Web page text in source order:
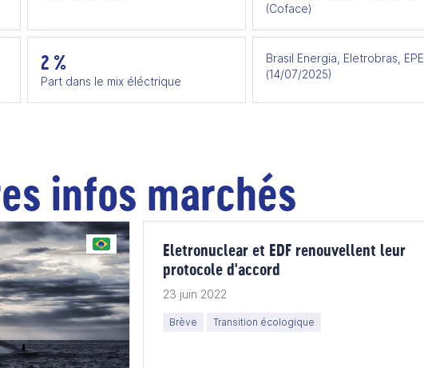
(Coface)
2 %
Part dans le mix éléctrique
Brasil Energia, Eletrobras, EPE
(14/07/2025)
infos marchés
Eletronuclear et EDF renouvellent leur
protocole d'accord
23 juin 2022
Brève Transition écologique